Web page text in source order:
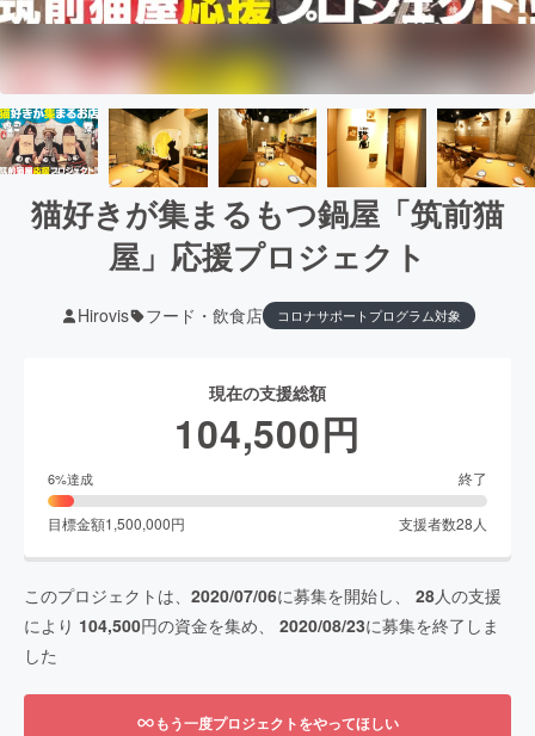
猫好きが集まるもつ鍋屋「筑前猫
屋」応援プロジェクト
Hirovis フード・飲食店 コロナサポートプログラム対象
現在の支援総額
104,500円
6%達成 終了
目標金額1,500,000円 支援者数28 人
このプロジェクトは、 2020/07/06に募集を開始し、 28人の支援
により 104,500円の資金を集め、 2020/08/23に募集を終了しま
した
もう一度プロジェクトをやってほしい